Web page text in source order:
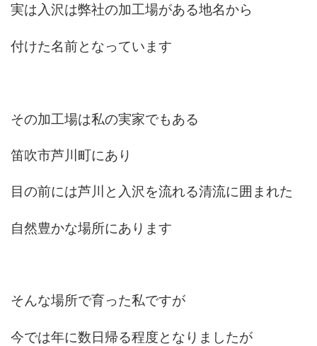
実は入沢は弊社の加工場がある地名から
付けた名前となっています
その加工場は私の実家でもある
笛吹市芦川町にあり
目の前には芦川と入沢を流れる清流に囲まれた
自然豊かな場所にあります
そんな場所で育った私ですが
今では年に数日帰る程度となりましたが